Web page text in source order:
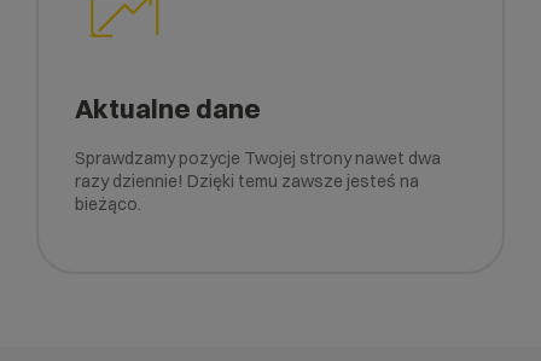
Aktualne dane
Sprawdzamy pozycje Twojej strony nawet dwa
razy dziennie! Dzięki temu zawsze jesteś na
bieżąco.